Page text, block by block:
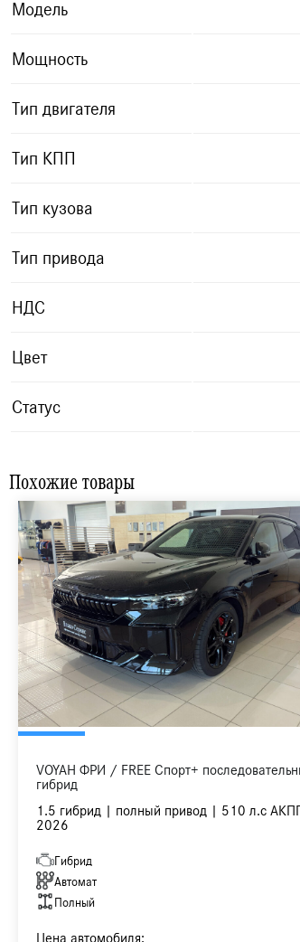
Модель
Мощность
Тип двигателя
Тип КПП
Тип кузова
Тип привода
НДС
Цвет
Статус
Похожие товары
VOYAH ФРИ / FREE Спорт+
гибрид
1.5 гибрид | полный привод | 510 л.с
2026
Гибрид
Автомат
Полный
Цена автомобиля: